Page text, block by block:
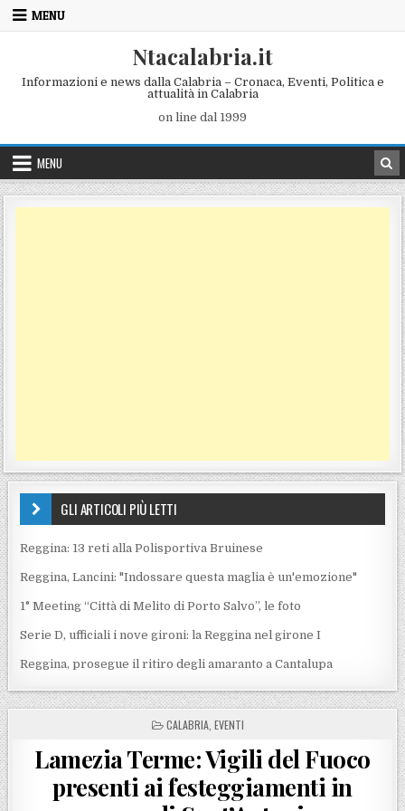
Skip to content
MENU
Ntacalabria.it
Informazioni e news dalla Calabria – Cronaca, Eventi, Politica e
attualità in Calabria
on line dal 1999
MENU
GLI ARTICOLI PIÙ LETTI
Reggina: 13 reti alla Polisportiva Bruinese
Reggina, Lancini: "Indossare questa maglia è un'emozione"
1° Meeting “Città di Melito di Porto Salvo”, le foto
Serie D, ufficiali i nove gironi: la Reggina nel girone I
Reggina, prosegue il ritiro degli amaranto a Cantalupa
POSTED IN
CALABRIA EVENTI
Lamezia Terme: Vigili del Fuoco
presenti ai festeggiamenti in